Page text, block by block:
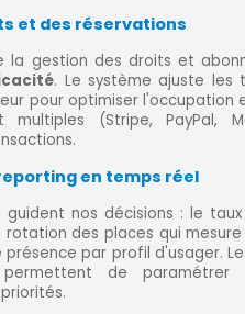
et des réservations
la gestion des droits et
. Le système ajuste les
pour optimiser l'occupation
(Stripe, PayPal,
en temps réel
nos décisions : le
des places qui
par profil d'usager.
permettent de paramétrer